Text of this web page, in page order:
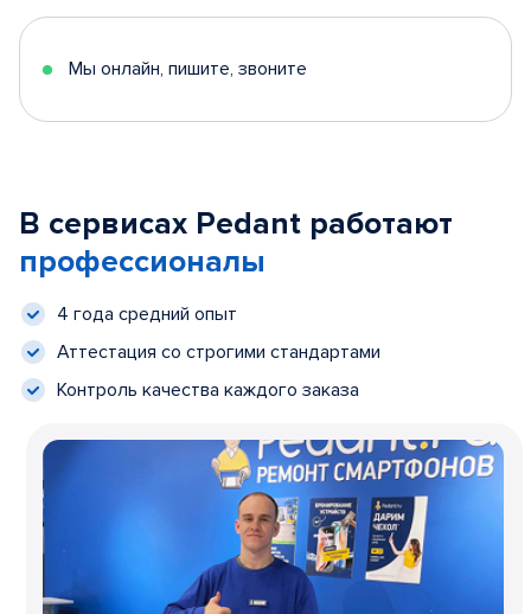
Мы онлайн, пишите, звоните
В сервисах Pedant работают
профессионалы
4 года средний опыт
Аттестация со строгими стандартами
Контроль качества каждого заказа